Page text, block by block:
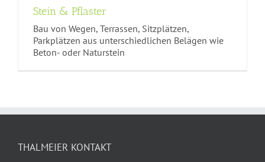
Stein & Pflaster
Bau von Wegen, Terrassen, Sitzplätzen,
Parkplätzen aus unterschiedlichen Belägen wie
Beton- oder Naturstein
THALMEIER KONTAKT